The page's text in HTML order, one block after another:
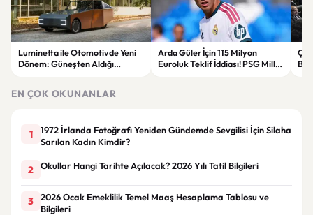
Luminetta ile Otomotivde Yeni
Dönem: Güneşten Aldığı
Arda Güler İçin 115 Milyon
Euroluk Teklif İddiası! PSG Milli
EN ÇOK OKUNANLAR
1
1972 İrlanda Fotoğrafı Yeniden Gündemde Sevgilisi İçin Silaha
Sarılan Kadın Kimdir?
2 Okullar Hangi Tarihte Açılacak? 2026 Yılı Tatil Bilgileri
3
2026 Ocak Emeklilik Temel Maaş Hesaplama Tablosu ve
Bilgileri